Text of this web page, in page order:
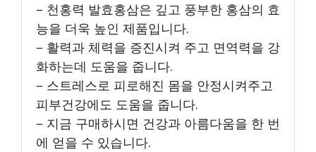
– 천홍력 발효홍삼은 깊고 풍부한 홍삼의 효
능을 더욱 높인 제품입니다.
– 활력과 체력을 증진시켜 주고 면역력을 강
화하는데 도움을 줍니다.
– 스트레스로 피로해진 몸을 안정시켜주고
피부건강에도 도움을 줍니다.
– 지금 구매하시면 건강과 아름다움을 한 번
에 얻을 수 있습니다.